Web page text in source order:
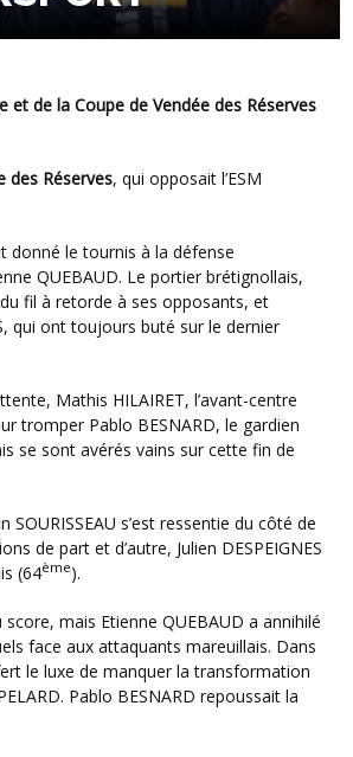
des Réserves, qui opposait l’ESM
QUEBAUD. Le portier brétignollais,
fil à retorde à ses opposants, et
qui ont toujours buté sur le dernier
tromper Pablo BESNARD, le gardien
se sont avérés vains sur cette fin de
de part et d’autre, Julien DESPEIGNES
(64ème).
face aux attaquants mareuillais. Dans
le luxe de manquer la transformation
Pablo BESNARD repoussait la